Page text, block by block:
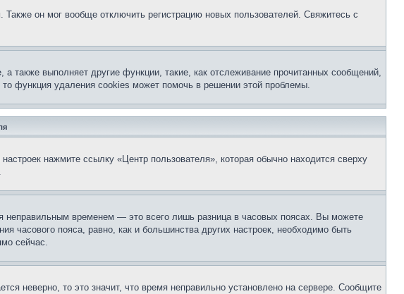
он мог вообще отключить регистрацию новых пользователей. Свяжитесь с
выполняет другие функции, такие, как отслеживание прочитанных сообщений,
функция удаления cookies может помочь в решении этой проблемы.
нажмите ссылку «Центр пользователя», которая обычно находится сверху
временем — это всего лишь разница в часовых поясах. Вы можете
часового пояса, равно, как и большинства других настроек, необходимо быть
сейчас.
неверно, то это значит, что время неправильно установлено на сервере. Сообщите